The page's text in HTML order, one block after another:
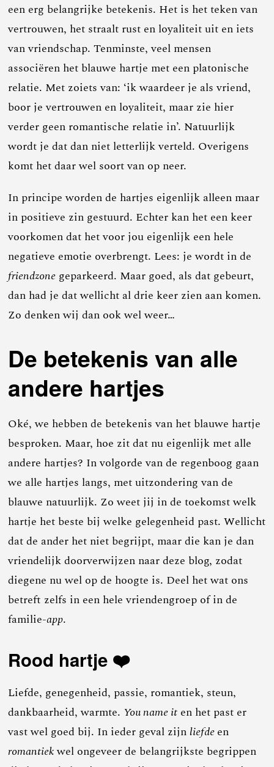
een erg belangrijke betekenis. Het is het teken van
vertrouwen, het straalt rust en loyaliteit uit en iets
van vriendschap. Tenminste, veel mensen
associëren het blauwe hartje met een platonische
relatie. Met zoiets van: ‘ik waardeer je als vriend,
boor je vertrouwen en loyaliteit, maar zie hier
verder geen romantische relatie in’. Natuurlijk
wordt je dat dan niet letterlijk verteld. Overigens
komt het daar wel soort van op neer.
In principe worden de hartjes eigenlijk alleen maar
in positieve zin gestuurd. Echter kan het een keer
voorkomen dat het voor jou eigenlijk een hele
negatieve emotie overbrengt. Lees: je wordt in de
friendzone geparkeerd. Maar goed, als dat gebeurt,
dan had je dat wellicht al drie keer zien aan komen.
Zo denken wij dan ook wel weer…
De betekenis van alle
andere hartjes
Oké, we hebben de betekenis van het blauwe hartje
besproken. Maar, hoe zit dat nu eigenlijk met alle
andere hartjes? In volgorde van de regenboog gaan
we alle hartjes langs, met uitzondering van de
blauwe natuurlijk. Zo weet jij in de toekomst welk
hartje het beste bij welke gelegenheid past. Wellicht
dat de ander het niet begrijpt, maar die kan je dan
vriendelijk doorverwijzen naar deze blog, zodat
diegene nu wel op de hoogte is. Deel het wat ons
betreft zelfs in een hele vriendengroep of in de
familie-app.
Rood hartje ❤️
Liefde, genegenheid, passie, romantiek, steun,
dankbaarheid, warmte. You name it en het past er
vast wel goed bij. In ieder geval zijnliefdeen
romantiekwel ongeveer de belangrijkste begrippen